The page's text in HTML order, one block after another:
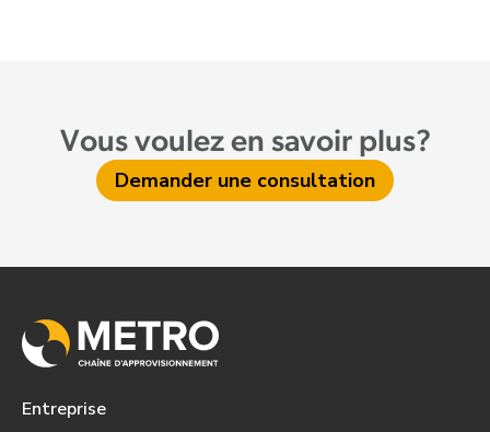
Vous voulez en savoir plus?
Demander une consultation
Entreprise